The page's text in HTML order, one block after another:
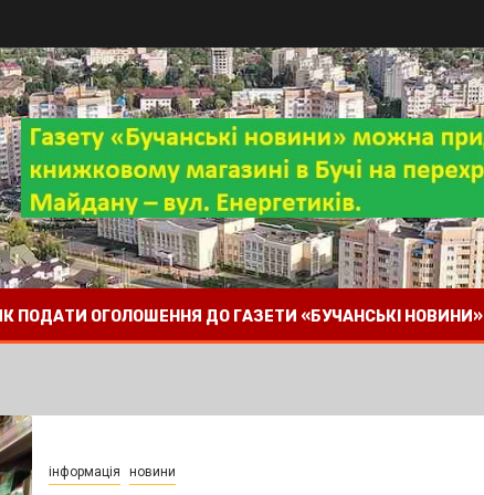
ПОДАТИ ОГОЛОШЕННЯ ДО ГАЗЕТИ «БУЧАНСЬКІ НОВИНИ»
інформація новини